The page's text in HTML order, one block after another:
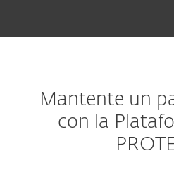
Mantente un
con la